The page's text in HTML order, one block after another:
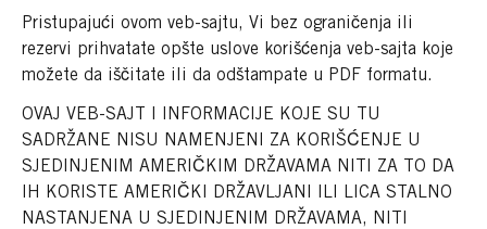
Pristupajući ovom veb-sajtu, Vi bez ograničenja ili
rezervi prihvatate opšte uslove korišćenja veb-sajta koje
možete da iščitate ili da odštampate u PDF formatu.
OVAJ VEB-SAJT I INFORMACIJE KOJE SU TU
SADRŽANE NISU NAMENJENI ZA KORIŠĆENJE U
SJEDINJENIM AMERIČKIM DRŽAVAMA NITI ZA TO DA
IH KORISTE AMERIČKI DRŽAVLJANI ILI LICA STALNO
NASTANJENA U SJEDINJENIM DRŽAVAMA, NITI